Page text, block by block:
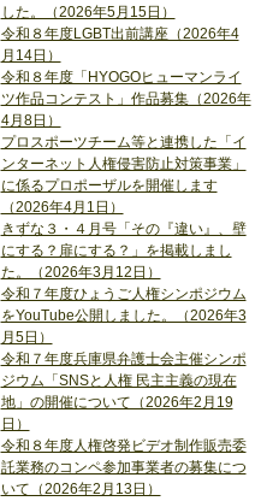
した。（2026年5月15日）
令和８年度LGBT出前講座（2026年4
月14日）
令和８年度「HYOGOヒューマンライ
ツ作品コンテスト」作品募集（2026年
4月8日）
プロスポーツチーム等と連携した「イ
ンターネット人権侵害防止対策事業」
に係るプロポーザルを開催します
（2026年4月1日）
きずな３・４月号「その『違い』、壁
にする？扉にする？」を掲載しまし
た。（2026年3月12日）
令和７年度ひょうご人権シンポジウム
をYouTube公開しました。（2026年3
月5日）
令和７年度兵庫県弁護士会主催シンポ
ジウム「SNSと人権 民主主義の現在
地」の開催について（2026年2月19
日）
令和８年度人権啓発ビデオ制作販売委
託業務のコンペ参加事業者の募集につ
いて（2026年2月13日）